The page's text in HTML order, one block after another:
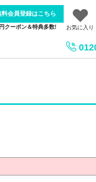
料会員登録はこちら
クーポン＆特典多数! お気に入り